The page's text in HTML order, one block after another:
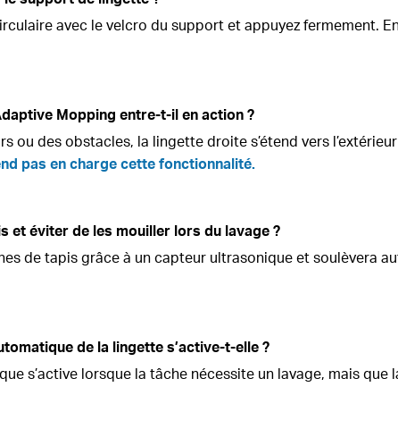
avec le velcro du support et appuyez fermement.
Mopping entre-t-il en action ?
ou des obstacles, la lingette droite s’étend vers
pas en charge cette fonctionnalité.
et éviter de les mouiller lors du lavage ?
de tapis grâce à un capteur ultrasonique et
de la lingette s’active-t-elle ?
s’active lorsque la tâche nécessite un lavage, mais que